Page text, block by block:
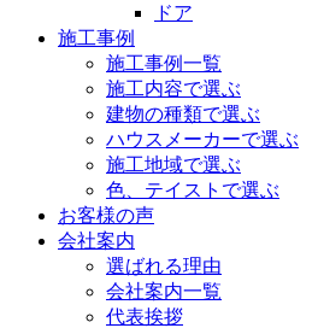
ドア
施工事例
施工事例一覧
施工内容で選ぶ
建物の種類で選ぶ
ハウスメーカーで選ぶ
施工地域で選ぶ
色、テイストで選ぶ
お客様の声
会社案内
選ばれる理由
会社案内一覧
代表挨拶